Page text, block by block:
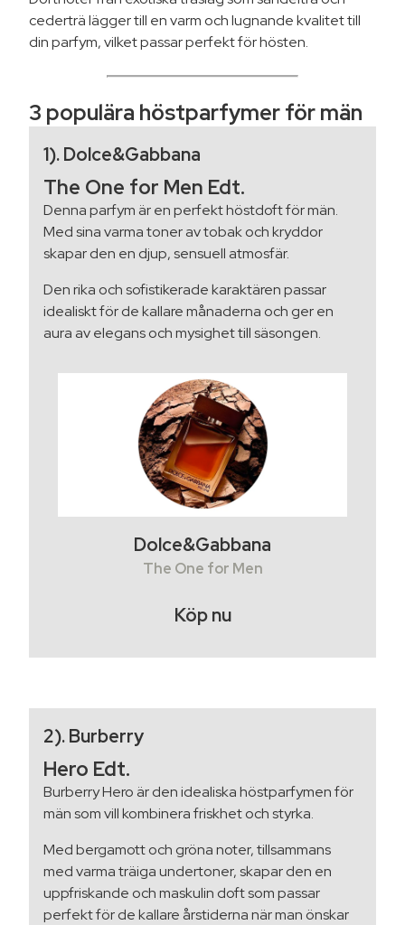
cederträ lägger till en varm och lugnande kvalitet till
din parfym, vilket passar perfekt för hösten.
3 populära höstparfymer för män
1). Dolce&Gabbana
The One for Men Edt.
Denna parfym är en perfekt höstdoft för män.
Med sina varma toner av tobak och kryddor
skapar den en djup, sensuell atmosfär.
Den rika och sofistikerade karaktären passar
idealiskt för de kallare månaderna och ger en
aura av elegans och mysighet till säsongen.
Dolce&Gabbana
The One for Men
Köp nu
2). Burberry
Hero Edt.
Burberry Hero är den idealiska höstparfymen för
män som vill kombinera friskhet och styrka.
Med bergamott och gröna noter, tillsammans
med varma träiga undertoner, skapar den en
uppfriskande och maskulin doft som passar
perfekt för de kallare årstiderna när man önskar